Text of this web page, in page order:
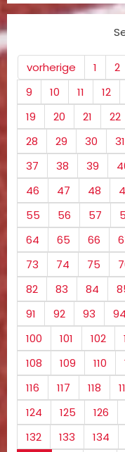
vorherige 1 2
9
10 11 12
19
20 21 22
28
29 30 31
37
38 39
46
47 48
55
56 57
64
65 66
73
74 75
82
83 84
91
92 93 94
100
101 102
108
109 110
116
117 118
124
125 126
132
133 134